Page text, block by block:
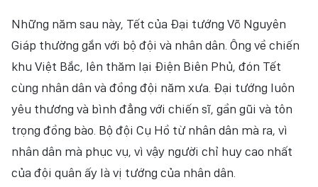
Những năm sau này, Tết của Đại tướng Võ Nguyên
Giáp thường gắn với bộ đội và nhân dân. Ông về chiến
khu Việt Bắc, lên thăm lại Điện Biên Phủ, đón Tết
cùng nhân dân và đồng đội năm xưa. Đại tướng luôn
yêu thương và bình đẳng với chiến sĩ, gần gũi và tôn
trọng đồng bào. Bộ đội Cụ Hồ từ nhân dân mà ra, vì
nhân dân mà phục vụ, vì vậy người chỉ huy cao nhất
của đội quân ấy là vị tướng của nhân dân.